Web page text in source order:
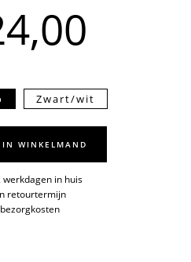
Zwart/wit
IN WINKELMAND
werkdagen in huis
retourtermijn